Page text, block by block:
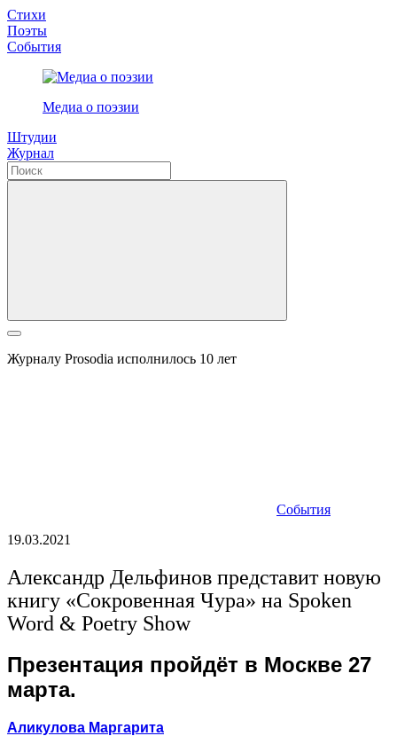
Стихи
Поэты
События
Медиа о поэзии
Штудии
Журнал
Журналу Prosodia исполнилось 10 лет
События
19.03.2021
Александр Дельфинов представит новую
книгу «Сокровенная Чура» на Spoken
Word & Poetry Show
Презентация пройдёт в Москве 27
марта.
Аликулова Маргарита